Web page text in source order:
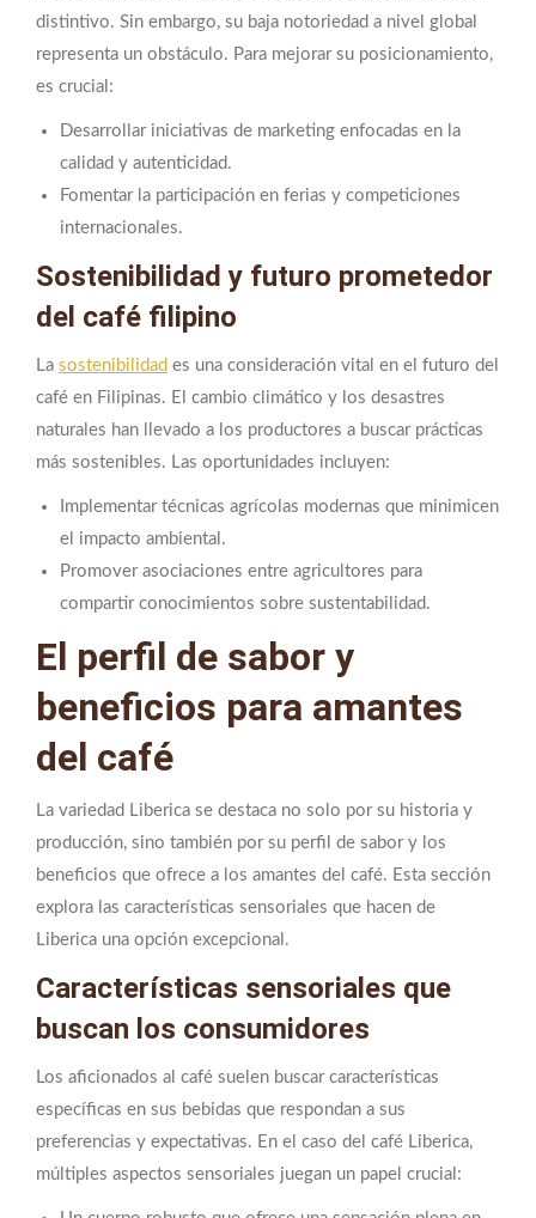
distintivo. Sin embargo, su baja notoriedad a nivel global
representa un obstáculo. Para mejorar su posicionamiento,
es crucial:
Desarrollar iniciativas de marketing enfocadas en la
calidad y autenticidad.
Fomentar la participación en ferias y competiciones
internacionales.
Sostenibilidad y futuro prometedor
del café filipino
La sostenibilidad es una consideración vital en el futuro del
café en Filipinas. El cambio climático y los desastres
naturales han llevado a los productores a buscar prácticas
más sostenibles. Las oportunidades incluyen:
Implementar técnicas agrícolas modernas que minimicen
el impacto ambiental.
Promover asociaciones entre agricultores para
compartir conocimientos sobre sustentabilidad.
El perfil de sabor y
beneficios para amantes
del café
La variedad Liberica se destaca no solo por su historia y
producción, sino también por su perfil de sabor y los
beneficios que ofrece a los amantes del café. Esta sección
explora las características sensoriales que hacen de
Liberica una opción excepcional.
Características sensoriales que
buscan los consumidores
Los aficionados al café suelen buscar características
específicas en sus bebidas que respondan a sus
preferencias y expectativas. En el caso del café Liberica,
múltiples aspectos sensoriales juegan un papel crucial: